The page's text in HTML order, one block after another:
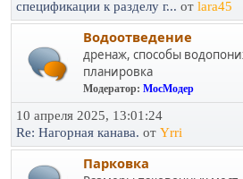
спецификации к разделу г... от lara45
Водоотведение
дренаж, способы
планировка
Модератор: МосМодер
10 апреля 2025, 13:01:24
Re: Нагорная канава. от Yrri
Парковка